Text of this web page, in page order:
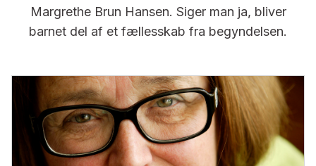
Margrethe Brun Hansen. Siger man ja, bliver
barnet del af et fællesskab fra begyndelsen.